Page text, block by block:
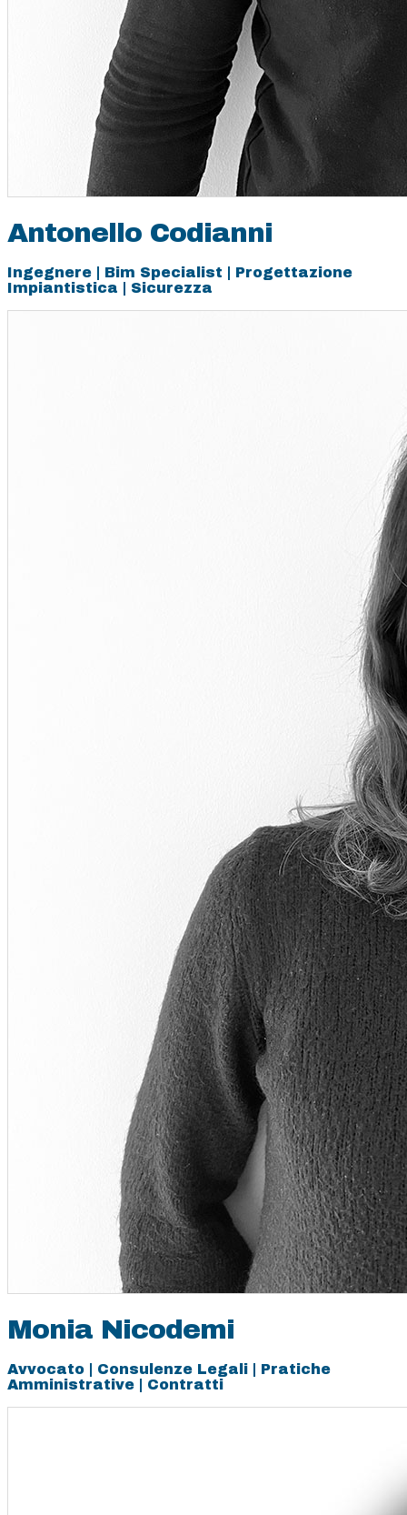
Antonello Codianni
Ingegnere | Bim Specialist | Progettazione
Impiantistica | Sicurezza
Monia Nicodemi
Avvocato | Consulenze Legali | Pratiche
Amministrative | Contratti